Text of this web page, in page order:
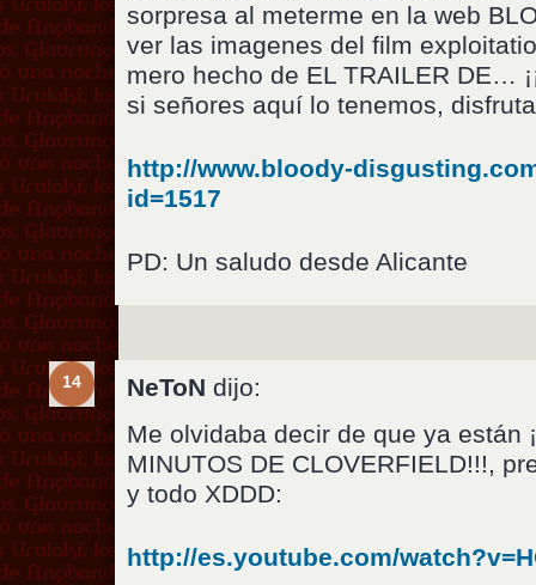
sorpresa al meterme en la web
ver las imagenes del film
mero hecho de EL TRAILER DE…
si señores aquí lo tenemos,
http://www.bloody-
id=1517
PD: Un saludo desde Alicante
14 NeToN dijo:
Me olvidaba decir de que ya están
MINUTOS DE CLOVERFIELD!!!,
y todo XDDD:
http://es.youtube.com/